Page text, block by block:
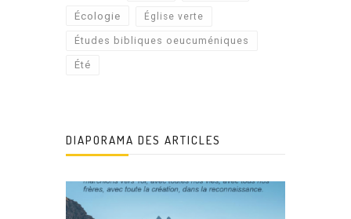
Écologie Église verte
Études bibliques oeucuméniques
Été
DIAPORAMA DES ARTICLES